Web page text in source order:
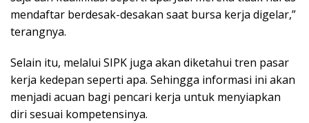
mendaftar berdesak-desakan saat bursa kerja digelar,”
terangnya.
Selain itu, melalui SIPK juga akan diketahui tren pasar
kerja kedepan seperti apa. Sehingga informasi ini akan
menjadi acuan bagi pencari kerja untuk menyiapkan
diri sesuai kompetensinya.